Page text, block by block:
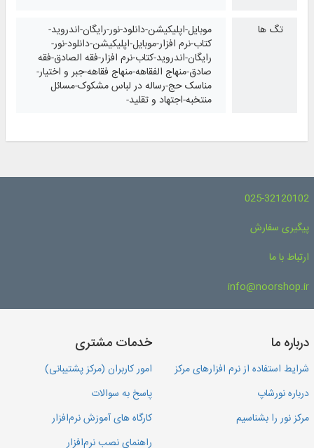
تگ ها
موبایل-اپلیکیشن-دانلود-نور-رایگان-اندروید-
کتاب-نرم افزار-موبایل-اپلیکیشن-دانلود-نور-
رایگان-اندروید-کتاب-نرم افزار-فقه الصادق-فقه
صادق-منهاج الفقاهه-منهاج فقاهه-جبر و اختیار-
مناسک حج-رساله در لباس مشکوک-مسائل
منتخبه-اجتهاد و تقلید-
025-32120102
پیگیری سفارش
ارتباط با ما
info@noorshop.ir
درباره ما
شرایط استفاده از نرم افزارهای مرکز
درباره نورشاپ
مرکز نور را بشناسیم
خدمات مشتری
امور کاربران (مرکز پشتیبانی)
پاسخ به سوالات
کارگاه های آموزش نرم‌افزار
راهنمای نصب نرم‌افزار